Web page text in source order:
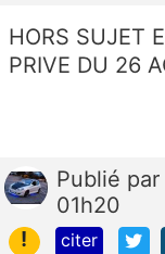
HORS SUJET
PRIVE DU 26
Publié par
01h20
!
citer